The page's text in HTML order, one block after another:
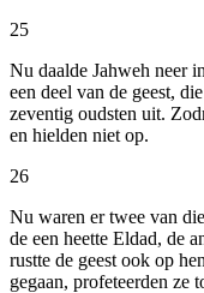
25
Nu daalde Jahweh neer
een deel van de geest,
zeventig oudsten uit.
en hielden niet op.
26
Nu waren er twee van
de een heette Eldad, de
rustte de geest ook op
gegaan, profeteerden ze